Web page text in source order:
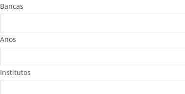
Bancas
Anos
Institutos